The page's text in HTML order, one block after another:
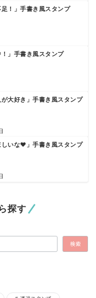
足！」手書き風スタンプ
！」手書き風スタンプ
が大好き」手書き風スタンプ
しいな♥」手書き風スタンプ
探す
検索